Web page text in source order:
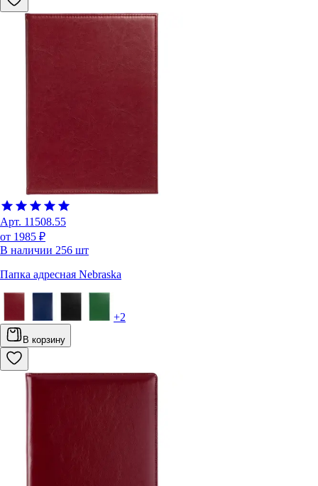
Арт. 11508.55
от 1985 ₽
В наличии 256 шт
Папка адресная Nebraska
+2
В корзину